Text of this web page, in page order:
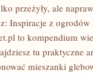
przeżyły, ale
Inspiracje z
to kompendium
tu praktyczne
mieszanki